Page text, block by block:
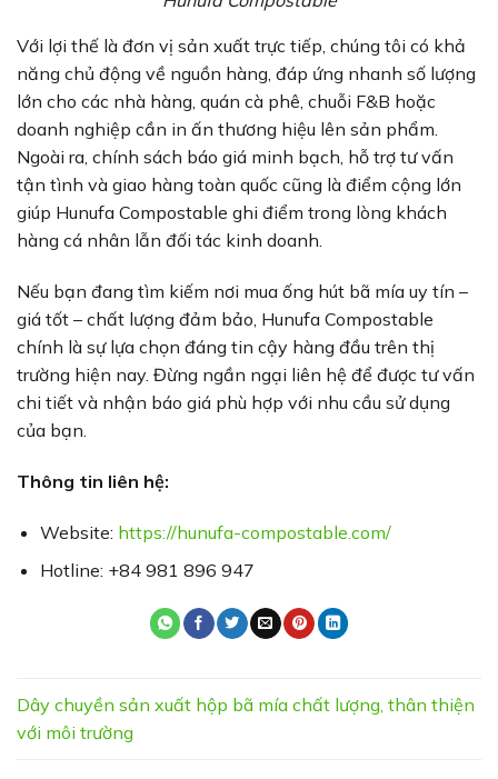
Với lợi thế là đơn vị sản xuất trực tiếp, chúng tôi có khả
năng chủ động về nguồn hàng, đáp ứng nhanh số lượng
lớn cho các nhà hàng, quán cà phê, chuỗi F&B hoặc
doanh nghiệp cần in ấn thương hiệu lên sản phẩm.
Ngoài ra, chính sách báo giá minh bạch, hỗ trợ tư vấn
tận tình và giao hàng toàn quốc cũng là điểm cộng lớn
giúp Hunufa Compostable ghi điểm trong lòng khách
hàng cá nhân lẫn đối tác kinh doanh.
Nếu bạn đang tìm kiếm nơi mua ống hút bã mía uy tín –
giá tốt – chất lượng đảm bảo, Hunufa Compostable
chính là sự lựa chọn đáng tin cậy hàng đầu trên thị
trường hiện nay. Đừng ngần ngại liên hệ để được tư vấn
chi tiết và nhận báo giá phù hợp với nhu cầu sử dụng
của bạn.
Thông tin liên hệ:
Website: https://hunufa-compostable.com/
Hotline: +84 981 896 947
Dây chuyền sản xuất hộp bã mía chất lượng, thân thiện
với môi trường